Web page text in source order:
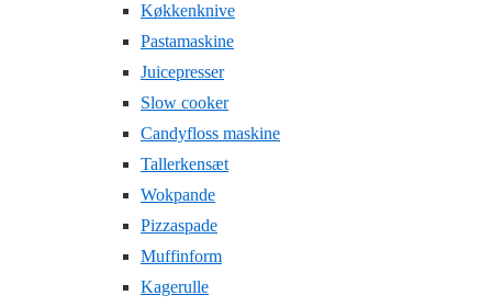
Køkkenknive
Pastamaskine
Juicepresser
Slow cooker
Candyfloss maskine
Tallerkensæt
Wokpande
Pizzaspade
Muffinform
Kagerulle